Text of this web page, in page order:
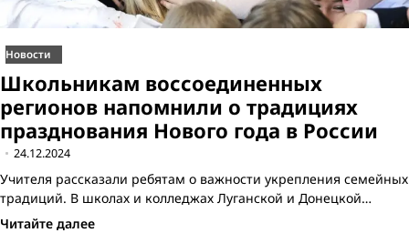
Новости
Школьникам воссоединенных
регионов напомнили о традициях
празднования Нового года в России
24.12.2024
Учителя рассказали ребятам о важности укрепления семейных
традиций. В школах и колледжах Луганской и Донецкой…
Читайте далее